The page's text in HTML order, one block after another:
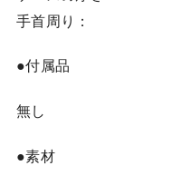
手首周り：
●付属品
無し
●素材